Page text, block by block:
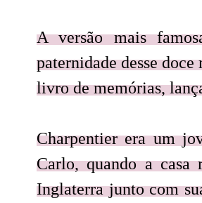
A versão mais
paternidade desse
livro de memórias,
Charpentier era um
Carlo, quando a
Inglaterra junto com